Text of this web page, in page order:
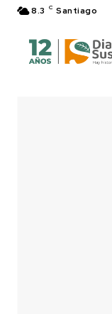
8.3 C Santiago